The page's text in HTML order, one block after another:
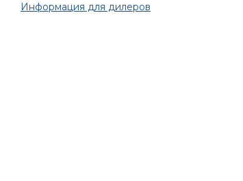
Информация для дилеров